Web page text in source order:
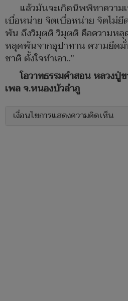
แล้วมันจะเกิดนิพพิทาควา
เบื่อหน่าย จิตเบื่อหน่าย จิตไม่
พ้น ถึงวิมุตติ วิมุตติ คือความห
หลุดพ้นจากอุปาทาน ความยึด
ชาติ ตั้งใจทำเอา.."
โอวาทธรรมคำสอน หลวงปู่
เพล จ.หนองบัวลำภู
เงื่อนไขการแสดงความคิดเห็น